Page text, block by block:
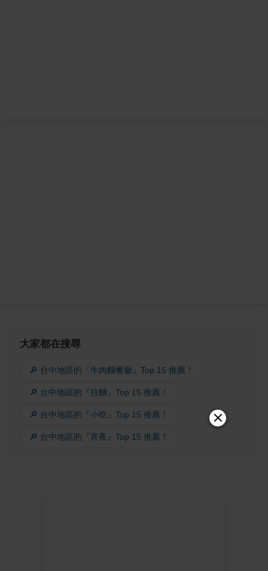
大家都在搜尋
🔎 台中地區的『牛肉麵餐廳』Top 15 推薦！
🔎 台中地區的『拉麵』Top 15 推薦！
🔎 台中地區的『小吃』Top 15 推薦！
🔎 台中地區的『宵夜』Top 15 推薦！